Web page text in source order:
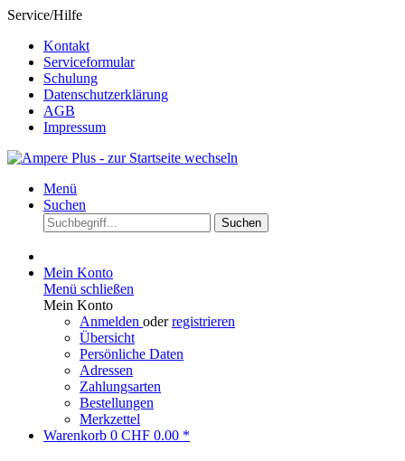
Service/Hilfe
Kontakt
Serviceformular
Schulung
Datenschutzerklärung
AGB
Impressum
Menü
Suchen
Suchen
Mein Konto
Menü schließen
Mein Konto
Anmelden oderregistrieren
Übersicht
Persönliche Daten
Adressen
Zahlungsarten
Bestellungen
Merkzettel
Warenkorb 0 CHF 0.00 *